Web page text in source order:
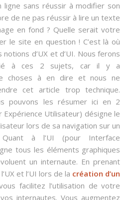
ligne sans réussir à modifier son
de ne pas réussir à lire un texte
en fond ? Quelle serait votre
le site en question ! C’est là où
d’UX et d’UI. Nous ferons
à ces 2 sujets, car il y a
choses à en dire et nous ne
cet article trop technique.
pouvons les résumer ici en 2
Expérience Utilisateur) désigne le
lors de sa navigation sur un
à l’UI (pour Interface
tous les éléments graphiques
un internaute. En prenant
et l’UI lors de la création d’un
facilitez l’utilisation de votre
internautes. Vous augmentez